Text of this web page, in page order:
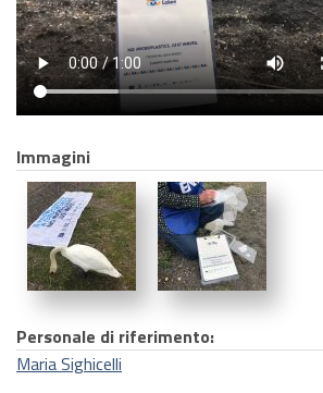
Immagini
Personale di riferimento:
Maria Sighicelli